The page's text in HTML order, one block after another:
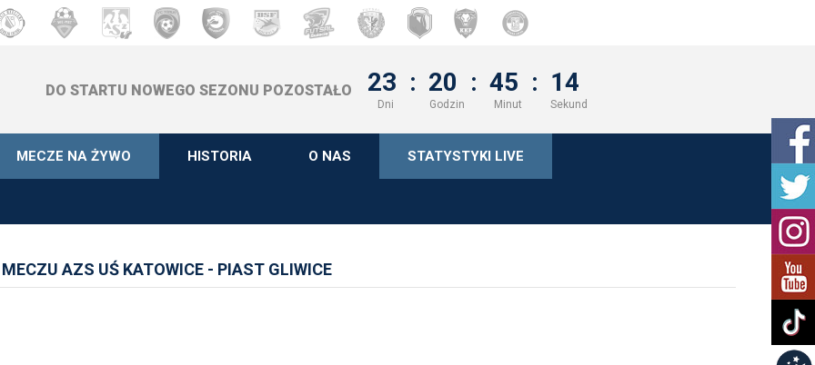
DO STARTU NOWEGO SEZONU POZOSTAŁO 23 : 20 : 45 : 14
Dni Godzin Minut Sekund
MECZE NA ŻYWO HISTORIA O NAS STATYSTYKI LIVE
AZS UŚ KATOWICE - PIAST GLIWICE